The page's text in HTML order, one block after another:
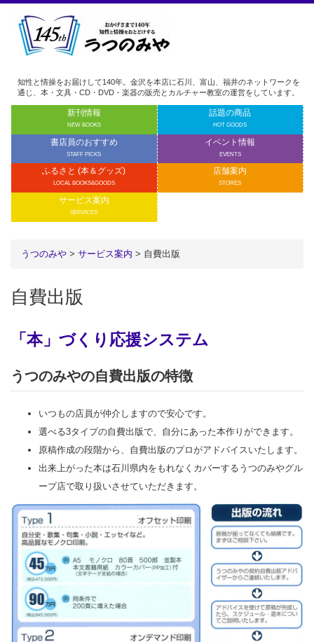
知性と情操をお届けして140年。金沢を本店に石川、富山、福井のネットワークを
通じ、本・文具・CD・DVD・楽器の販売とカルチャー教室の運営をしています。
新刊情報
NEW BOOKS
話題の商品
HOT GOODS
書店員のおすすめ
STAFF PICKS
イベント情報
EVENTS
ふるさと (本＆グッズ)
LOCAL BOOKS&GOODS
店舗案内
STORES
サービス案内
SERVICES
うつのみや > サービス案内 > 自費出版
自費出版
「本」づくり応援システム
うつのみやの自費出版の特徴
いつもの店員が仲介しますので安心です。
選べる3タイプの自費出版で、自分にあった本作りができます。
原稿作成の段階から、自費出版のプロがアドバイスいたします。
出来上がった本は石川県内をもれなくカバーするうつのみやグル
ープ店で取り扱いさせていただきます。